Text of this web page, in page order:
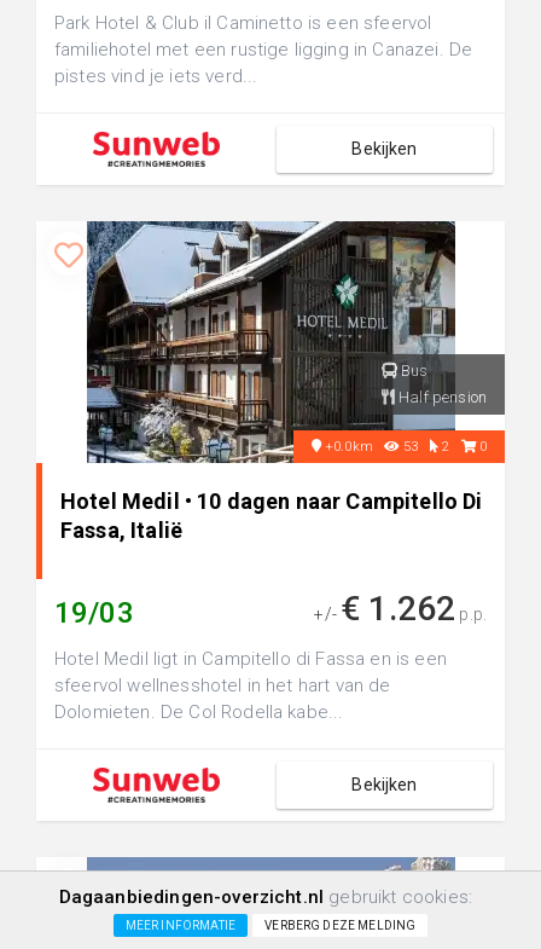
Park Hotel & Club il Caminetto is een sfeervol
familiehotel met een rustige ligging in Canazei. De
pistes vind je iets verd...
Bekijken
Bus
Half pension
+0.0km 53 2 0
Hotel Medil • 10 dagen naar Campitello Di
Fassa, Italië
19/03 +/- € 1.262 p.p.
Hotel Medil ligt in Campitello di Fassa en is een
sfeervol wellnesshotel in het hart van de
Dolomieten. De Col Rodella kabe...
Bekijken
Dagaanbiedingen-overzicht.nl gebruikt cookies:
MEER INFORMATIE VERBERG DEZE MELDING